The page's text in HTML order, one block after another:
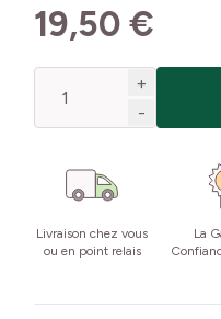
19,50 €
+
-
Livraison chez vous
ou en point relais
La